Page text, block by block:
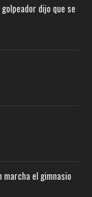
dijo que se
marcha el gimnasio